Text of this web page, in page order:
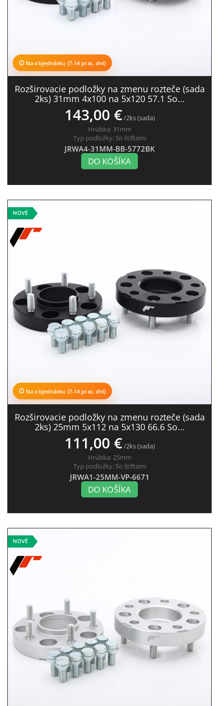
Na objednávku (7-14 prac. dní)
Rozširovacie podložky na zmenu rozteče (sada
2ks) 31mm 4x100 na 5x120 57.1 So...
143,00 €/2ks (sada)
Hrúbka: 31mm
Typ podložky: So štiftami
JRWA4-31MM-BB-5772BK
DO KOŠÍKA
NOVÉ
Na objednávku (7-14 prac. dní)
Rozširovacie podložky na zmenu rozteče (sada
2ks) 25mm 5x112 na 5x130 66.6 So...
111,00 €/2ks (sada)
Hrúbka:25mm
Typ podložky: So štiftami
JRWA1-25MM-VP-6671
DO KOŠÍKA
NOVÉ